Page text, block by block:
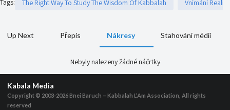
Tags: The Right Way To Study The Wisdom Of Kabbalah Vnímání Reality
Up Next Přepis Nákresy Stahování médií
Nebyly nalezeny žádné náčrtky
Kabala Media
Copyright © 2003-2026Bnei Baruch – Kabbalah L’Am Association, All rights
reserved